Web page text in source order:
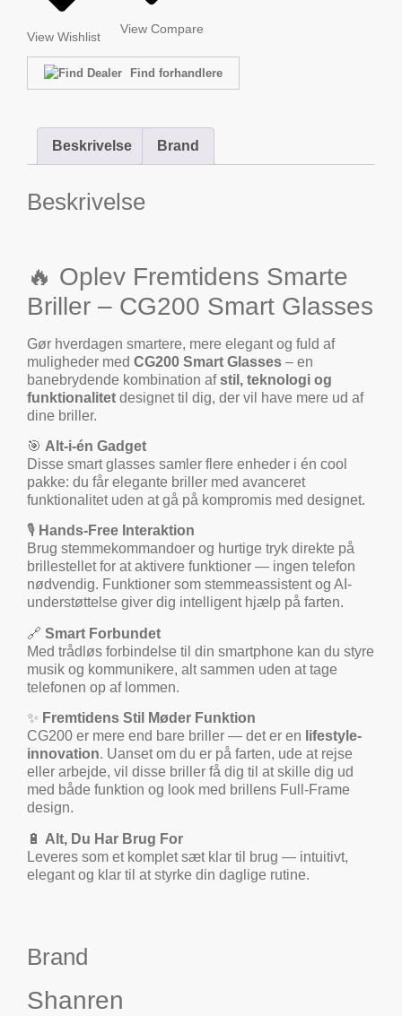
View Wishlist
View Compare
Find forhandlere
Beskrivelse Brand
Beskrivelse
🔥 Oplev Fremtidens Smarte
Briller – CG200 Smart Glasses
Gør hverdagen smartere, mere elegant og fuld af
muligheder med CG200 Smart Glasses – en
banebrydende kombination afstil, teknologi og
funktionalitet designet til dig, der vil have mere ud af
dine briller.
🎯 Alt-i-én Gadget
Disse smart glasses samler flere enheder i én cool
pakke: du får elegante briller med avanceret
funktionalitet uden at gå på kompromis med designet.
🎙️ Hands-Free Interaktion
Brug stemmekommandoer og hurtige tryk direkte på
brillestellet for at aktivere funktioner — ingen telefon
nødvendig. Funktioner som stemmeassistent og AI-
understøttelse giver dig intelligent hjælp på farten.
🔗 Smart Forbundet
Med trådløs forbindelse til din smartphone kan du styre
musik og kommunikere, alt sammen uden at tage
telefonen op af lommen.
✨ Fremtidens Stil Møder Funktion
CG200 er mere end bare briller — det er en lifestyle-
innovation. Uanset om du er på farten, ude at rejse
eller arbejde, vil disse briller få dig til at skille dig ud
med både funktion og look med brillens Full-Frame
design.
🔋 Alt, Du Har Brug For
Leveres som et komplet sæt klar til brug — intuitivt,
elegant og klar til at styrke din daglige rutine.
Brand
Shanren